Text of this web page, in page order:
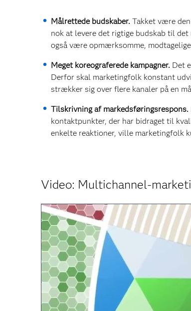
Målrettede budskaber. Takket være
nok at levere det rigtige budskab til
også være opmærksomme,
Meget koreograferede kampagner. Det
Derfor skal marketingfolk konstant
strækker sig over flere kanaler på en
Tilskrivning af markedsføringsrespons.
kontaktpunkter, der har bidraget til
enkelte reaktioner, ville marketingfolk
Video: Multichannel-